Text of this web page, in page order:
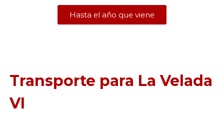
Hasta el año que viene
Transporte para La Velada
VI